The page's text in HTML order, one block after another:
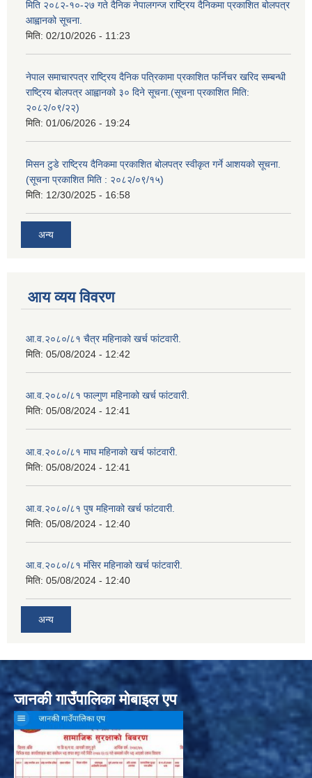
मिति २०८२-१०-२७ गते दैनिक नेपालगन्ज राष्ट्रिय दैनिकमा प्रकाशित बोलपत्र
आह्वानको सूचना.
मिति: 02/10/2026 - 11:23
नेपाल समाचारपत्र राष्ट्रिय दैनिक पत्रिकामा प्रकाशित फर्निचर खरिद सम्बन्धी
राष्ट्रिय बोलपत्र आह्वानको ३० दिने सूचना.(सूचना प्रकाशित मिति:
२०८२/०९/२२)
मिति: 01/06/2026 - 19:24
मिसन टुडे राष्ट्रिय दैनिकमा प्रकाशित बोलपत्र स्वीकृत गर्ने आशयको सूचना.
(सूचना प्रकाशित मिति : २०८२/०९/१५)
मिति: 12/30/2025 - 16:58
अन्य
आय व्यय विवरण
आ.व.२०८०/८१ चैत्र महिनाको खर्च फांटवारी.
मिति: 05/08/2024 - 12:42
आ.व.२०८०/८१ फाल्गुण महिनाको खर्च फांटवारी.
मिति: 05/08/2024 - 12:41
आ.व.२०८०/८१ माघ महिनाको खर्च फांटवारी.
मिति: 05/08/2024 - 12:41
आ.व.२०८०/८१ पुष महिनाको खर्च फांटवारी.
मिति: 05/08/2024 - 12:40
आ.व.२०८०/८१ मंसिर महिनाको खर्च फांटवारी.
मिति: 05/08/2024 - 12:40
अन्य
जानकी गाउँपालिका मोबाइल एप